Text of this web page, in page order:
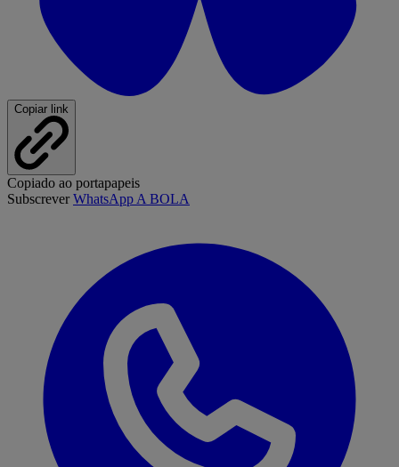
Copiar link
Copiado ao portapapeis
SubscreverWhatsApp A BOLA